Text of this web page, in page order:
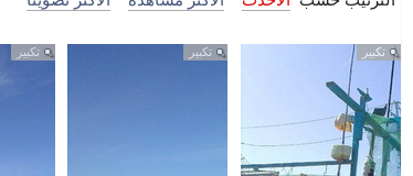
تكبير تكبير تكبير